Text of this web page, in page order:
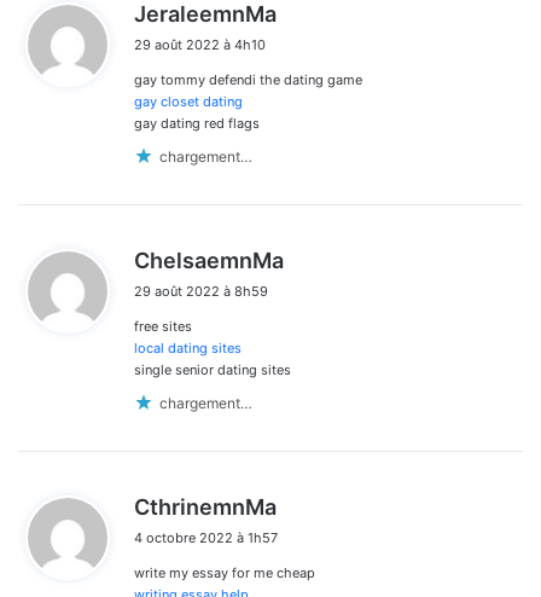
JeraleemnMa
29 août 2022 à 4h10
gay tommy defendi the dating game
gay closet dating
gay dating red flags
chargement…
ChelsaemnMa
29 août 2022 à 8h59
free sites
local dating sites
single senior dating sites
chargement…
CthrinemnMa
4 octobre 2022 à 1h57
write my essay for me cheap